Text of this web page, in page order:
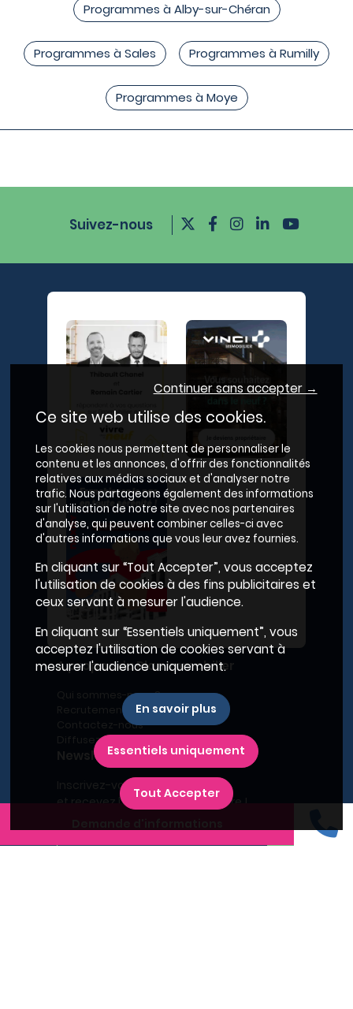
Programmes à Alby-sur-Chéran
Programmes à Sales Programmes à Rumilly
Programmes à Moye
Suivez-nous
A propos du Plan Immobilier
Qui sommes-nous ?
Recrutement
Contactez-nous
Diffusez votre programme
Newsletter
Inscrivez-vous à la newsletter,
et recevez l'actualité immobilière !
Continuer sans accepter →
Ce site web utilise des cookies.
Les cookies nous permettent de personnaliser le
contenu et les annonces, d'offrir des fonctionnalités
relatives aux médias sociaux et d'analyser notre
trafic. Nous partageons également des informations
sur l'utilisation de notre site avec nos partenaires
d'analyse, qui peuvent combiner celles-ci avec
d'autres informations que vous leur avez fournies.
En cliquant sur “Tout Accepter”, vous acceptez
l'utilisation de cookies à des fins publicitaires et
ceux servant à mesurer l'audience.
En cliquant sur “Essentiels uniquement”, vous
acceptez l'utilisation de cookies servant à
mesurer l'audience uniquement.
En savoir plus
Essentiels uniquement
Tout Accepter